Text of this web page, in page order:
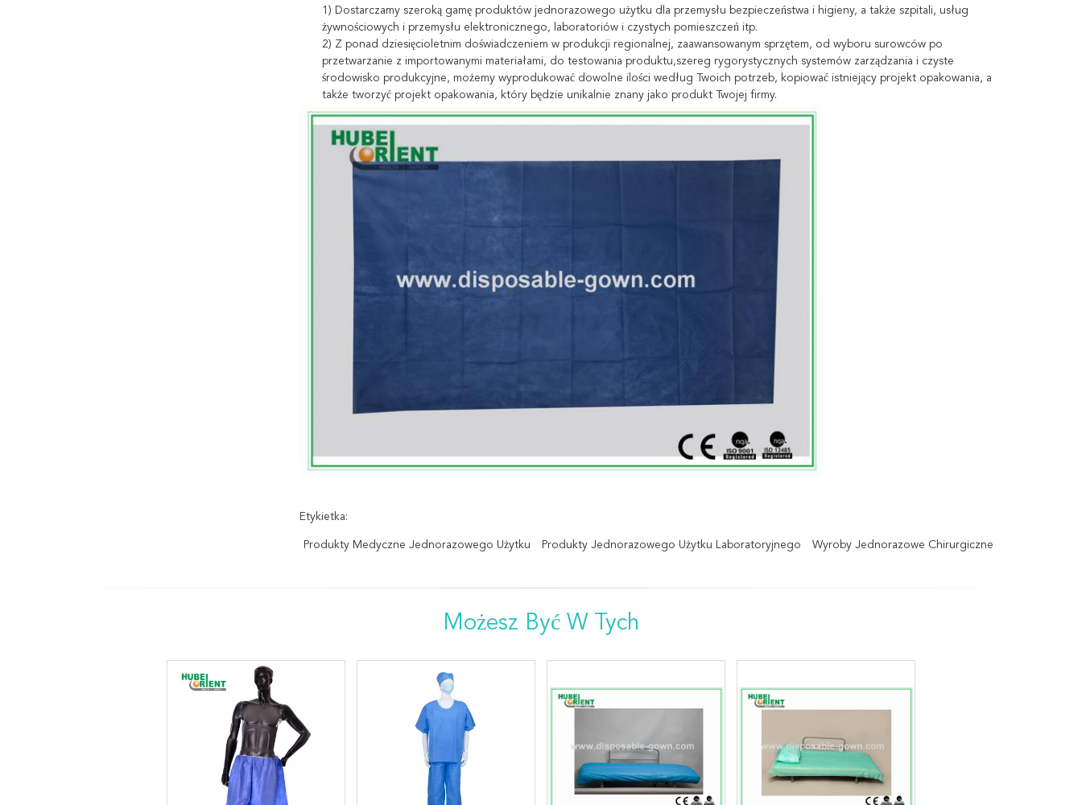
1) Dostarczamy szeroką gamę produktów jednorazowego użytku dla przemysłu bezpieczeństwa i higieny, a także szpitali, usług
żywnościowych i przemysłu elektronicznego, laboratoriów i czystych pomieszczeń itp.
2) Z ponad dziesięcioletnim doświadczeniem w produkcji regionalnej, zaawansowanym sprzętem, od wyboru surowców po
przetwarzanie z importowanymi materiałami, do testowania produktu,szereg rygorystycznych systemów zarządzania i czyste
środowisko produkcyjne, możemy wyprodukować dowolne ilości według Twoich potrzeb, kopiować istniejący projekt opakowania, a
także tworzyć projekt opakowania, który będzie unikalnie znany jako produkt Twojej firmy.
Etykietka:
Produkty Medyczne Jednorazowego Użytku Produkty Jednorazowego Użytku Laboratoryjnego Wyroby Jednorazowe Chirurgiczne
Możesz Być W Tych